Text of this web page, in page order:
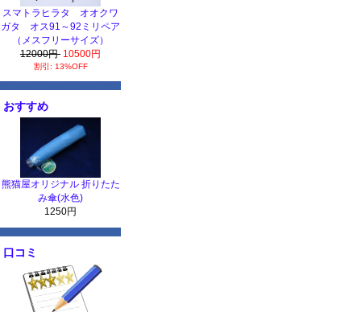
スマトラヒラタ オオクワ
ガタ オス91～92ミリペア
（メスフリーサイズ）
12000円 10500円
割引: 13%OFF
おすすめ
熊猫屋オリジナル 折りたた
み傘(水色)
1250円
口コミ